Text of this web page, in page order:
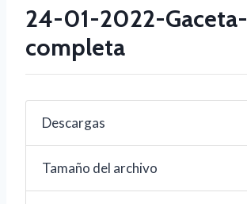
24-01-2022-Gaceta-
completa
Descargas
Tamaño del archivo